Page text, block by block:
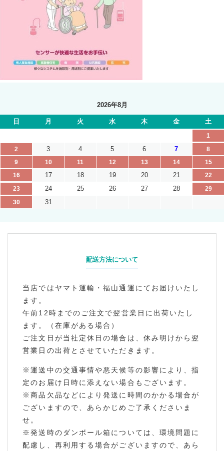
2026年8月
日 月 火 水 木 金 土
1
2
3 4 5 6 7
8
9
10 11 12 13 14
15
16
17 18 19 20 21
22
23
24 25 26 27 28
29
30
31
配送方法について
当店ではヤマト運輸・福山通運にてお届けいたし
ます。
午前12時までのご注文で翌営業日に出荷いたし
ます。（在庫がある場合）
ご注文日が当社定休日の場合は、休み明けから翌
営業日の出荷とさせていただきます。
※運送中の交通事情や悪天候等の影響により、指
定のお届け日時に添えない場合もございます。
※商品欠品などにより発送に時間のかかる場合が
ございますので、あらかじめご了承くださいま
せ。
※発送時のダンボール箱については、環境問題に
配慮し、再利用する場合がございますので、あら